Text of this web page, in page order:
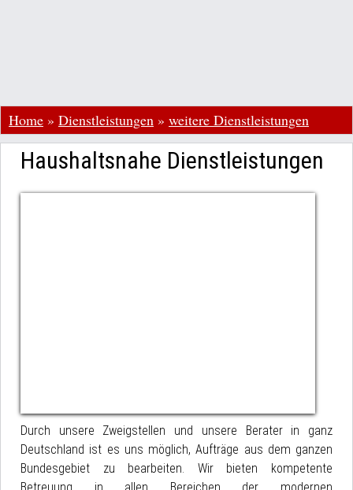
Home » Dienstleistungen » weitere Dienstleistungen
Haushaltsnahe Dienstleistungen
Durch unsere Zweigstellen und unsere Berater in ganz Deutschland ist es uns möglich, Aufträge aus dem ganzen Bundesgebiet zu bearbeiten. Wir bieten kompetente Betreuung in allen Bereichen der modernen Gebäudereinigung und Winterdienst Türkay Gebäudedienste In Industrie & Gewerbe und Privat Rufen Sie uns einfach an! Tel. 06031-1688625 Mobil 0151-40735570 TUERKAY Gebäudedienste kompetent - zuverlässig -preisgünstig - schnell - 24 Std.-Service Wir kommen zu Ihnen: 7 Tage in der Woche und 24 Stunden am Tag SERVICELEISTUNGEN und Regalservice für den Handel • Aktenvernichtung • Baugrob- und Feinreinigung • Bodenbe- und Entschichtung • Desinfektion, Sanitation • Fahrzeug- und Fuhrparkpflege • Geruchsbekämpfung • Glasreinigung • Grund- und Sonderreinigung • Haushaltsnahe Dienstleistungen • Industriereinigung • Kantinen- und Spüldienst • Kehrwochen- und Winterdienst • Lamellenreinigung • Leuchtenreinigung (Spiegelraster) • Luftreinigung (elektrostatisch) • Müllentsorgung, Bauschuttentfernung • Ozonisierung • Parkettaufbereitung • Parkhausflächenreinigung • PC-Reinigung • Schädlingsbekämpfung • Schmutzfangmattenservice • Teppich- und Polsterreinigung • Teppichimprägnierung • Ultraschallreinigung • Umzugsreinigung • Unterhaltsreinigung • Versiegelung • Wintergartenreinigung • Wohnungsreinigung • Außenanlagenreinigung • Baureinigung • Beratung • Büroreinigung • Dachrinnenreinigung • Deckenreinigung • Desinfektionsmaßnahmen • Entrümpelungen und Reinigung von Wohnungen • Fassadenreinigung • Fensterreinigung • Gebäudereinigung • Gehwegreinigung • Glasreinigung • Grundreinigungen aller Art • Haushaltsauflösungen • Hausmeisterdienste • Hygienereinigung und Desinfektion von Toilettenanlagen, Dusch- und Waschräumen • Industriereinigung • Jalousienreinigung • Klein-Umzüge mit Renovierung und Reinigung der Wohnung • Lampenreinigung • Parkplatzreinigung • Parkhausreinigung • Pfortendienste • Photovoltaikanlagenreinigung • Produktionshallenreinigung • Reinigungskolonnen • Reinigungsmittel und Hygieneartikel • Schwimmbadreinigung • Teppichreinigung • Unterhaltsreinigung • Urlaubs- und Krankheitsvertretung • Verkauf von Reinigungs- und Hygieneartikel • Wintergartenreinigung • Winterdienst Frankfurt Bergen-Enkheim • Winterdienst Frankfurt Bockenheim • Winterdienst Frankfurt Bornheim • Winterdienst Frankfurt Eschersheim • Winterdienst Frankfurt Fechenheim • Winterdienst Frankfurt Hausen • Winterdienst Frankfurt Preungesheim • Winterdienst Frankfurt Sossenheim büroreinigung büroreinigung büroreinigung bueroreinigung grundreinigung bauschlussreinigung bauschlußreinigung praxisreinigung bau reinigungen baureinigung baufeinreinigung büro reinigung baureinigungen reinigungsservice reinraumreinigung bauendreinigung reinigungsfirma büroreinigung spezialreinigungen reinigungsfirmen jalousienreinigung hausreinigung reinigungs service haushaltsreinigung reinigung firmen fensterreinigung fensterreinigung glasreinigung glasreiniger praxisreinigung fensterputzer baureinigung fensterreinigung fensterreinigung grundreinigung baufeinreinigung jalousienreinigung büroreinigung bueroreinigung fensterreinigung mr clean fenster reinigung büroreinigung büroreinigung bauschlußreinigung bauschlussreinigung haushaltsreinigung baureinigungen unterhaltsreinigung bauendreinigung treppenhausreinigung bau reinigungen reinigungs service gebäudereinigung fensterputzen büroreinigung bau reinigungen graffitibeseitigung praxisreinigung baureinigung büroreinigung büroreinigung farbentfernung bauschlußreinigung bauschlussreinigung graffiti entfernung büroreinigung bueroreinigung graffitientfernung fassadenkletterer reinraumreinigung dachreiniung graffiti schutz grundreinigung dachreinigung baureinigungen baufeinreinigung höhenarbeiten spezialreinigung gebäudereinigung Reinigung von Industrieanlagen Hallenbodenreinigung Reinraumreinigung Computertastaturreinigung Jalousienreinigung Haltestellenreinigung Schwimmbadreinigung Maschinenreinigung Wohnungsentrümpelungen Rolltreppenreinigung Garten- und Grünanlagenpflege Winterdienst Frankfurt Bergen-Enkheim Winterdienst Frankfurt Bockenheim Winterdienst Frankfurt Bornheim Winterdienst Frankfurt Eschersheim Winterdienst Frankfurt Fechenheim Winterdienst Frankfurt Hausen Winterdienst Frankfurt Preungesheim Winterdienst Frankfurt Sossenheim Winterdienst Frankfurt Riedberg Winterdienst Langen Winterdienst Egelsbach Winterdienst Offenbach Winterdienst Bundesweit Reinigungsservice Bad Nauheim, Reinigungsservice Steinfurth, Reinigungsservice Friedberg, Reinigungsservice Echzell, Reinigungsservice Butzbach, Reinigungsservice Reinigungsservice Nieder-Mörlen, Reinigungsservice Rödgen, Reinigungsservice Schwalheim, Reinigungsservice Wölfersheim, Reinigungsservice Altenstadt, Reinigungsservice Florstadt, Reinigungsservice Rosbach, Winterdienst Bad Nauheim, Winterdienst Steinfurth, Winterdienst Friedberg, Winterdienst Echzell, Winterdienst Butzbach, Winterdienst Nieder-Mörlen, Winterdienst Rödgen, Winterdienst Schwalheim, Winterdienst Wölfersheim, Winterdienst Altenstadt, Winterdienst Florstadt, Winterdienst Rosbach, Winterdienst Butzbach, Winterdienst Rockenberg, Winterdienst Ober Mörlen, Winterdienst Bad Nauheim, Winterdienst Wölfersheim, Winterdienst Friedberg, Winterdienst Rosbach, Winterdienst Wöllstadt, Winterdienst Karben, Winterdienst Bad Vilbel, Winterdienst Nidderau, Winterdienst Niddatal, Winterdienst Florstadt, Winterdienst Reichelsheim, Winterdienst Echzell, Winterdienst Nidda, Winterdienst Ranstadt, Winterdienst von Frankfurt am Main, Winterdienst von Friedberg, Gebäudereinigungsfirmen Friedberg, Glasreinigung Friedberg, Grundreinigung, Altenheimreinigung Friedberg, Aussenflächenpflege Friedberg, Außenanlagenreinigung Friedberg, Baustellenreinigung Friedberg, Bodenreinigung Friedberg, Entrümpelung Friedberg, Fensterputzer Friedberg, Fensterreinigung Friedberg, Fussbodenreinigung Friedberg, Gebäudedienste Friedberg, Gebäudedienstleistungen Friedberg, Schulreinigung Friedberg, Unterhaltsreinigung Friedberg, Winterdienst Friedberg, Haushaltshilfe Friedberg, Hausmeister Friedberg, Grünanlagenpflege Friedberg, Haushaltsreinigung Friedberg, Hausmeisterdienst Friedberg, Hausmeisterdienste Friedberg, Hausmeisterservice Friedberg, Hausreinigung Friedberg, Kehrdienst Friedberg, Kehrdienste Friedberg, Putzpersonal Friedberg, Friedberg, Bad Nauheim, Dienstleistungen ums Haus Friedberg, Putzhilfe Friedberg, Wetteraukreis, Hauswart Friedberg, Unkrautentfernung Friedberg, Gartenarbeiten Friedberg, Gartengestaltung Friedberg, Haushaltsauflösung Friedberg, Baureinigung Friedberg, Büroreinigung Friedberg, fassadenreinigung Riedberg in Frankfurt, bauendreinigung Riedberg in Frankfurt, büroreinigung Riedberg in Frankfurt, treppenhausreinigung Riedberg in Frankfurt, glasreinigung Riedberg in Frankfurt, unterhaltsreinigung Riedberg in Frankfurt, gebäudereinigung Riedberg in Frankfurt, reinigungsservice Riedberg in Frankfurt, Wasserschadensanierung Riedberg in Frankfurt, Brandschadensanierung Riedberg in Frankfurt, gebäudedienste Riedberg in Frankfurt, gebäudeservice Riedberg in Frankfurt, industriereinigung Riedberg in Frankfurt, sonderreinigung Riedberg in Frankfurt, reinigungsdienste Riedberg in Frankfurt, dienstleistungsgruppe Riedberg in Frankfurt, dienstleistung Riedberg in Frankfurt, fensterreinigung Riedberg in Frankfurt, fensterputzer Riedberg in Frankfurt, putzservice Riedberg in Frankfurt, haushaltsreinigung Riedberg in Frankfurt, hausmeisterdienst Riedberg in Frankfurt, winterdienst Riedberg in Frankfurt, gebäudemanagement Riedberg in Frankfurt, malerarbeit Riedberg in Frankfurt, Putzarbeiten Riedberg in Frankfurt, Trockenbau Riedberg in Frankfurt, Riedberg Winterdienst, Winterdienst Riedberg, Winterdienst in Riedberg, Winterdienst in Riedberg und Umgebeung, Winterdienst Riedberg in Frankfurt und Umgebeung, Winterdienst Französische Viertel Riedberg in Frankfurt, Reinigungsservice Französische Viertel Riedberg in Frankfurt, Gebäudereinigung Französische Viertel Riedberg in Frankfurt, Gebäudedienste Französische Viertel Riedberg in Frankfurt, Orte in der Nähe von Friedberg: Bad Nauheim, Wöllstadt, Ober-Mörlen, Reichelsheim, Wölfersheim, Rockenberg, Münzenberg, Karben, Rosbach vor der Höhe, Florstadt, Niddatal, Butzbach, Niederdorfelden, Echzell, Bad Vilbel, Friedrichsdorf, Schöneck, Fernwald, Ranstadt, Nidderau, Lich, Pohlheim, Buseck, Langgöns, Wehrheim gebäudereinigung Bad Nauheim, gebäudereinigung Wöllstadt, gebäudereinigung Ober-Mörlen, gebäudereinigung Reichelsheim, gebäudereinigung Wölfersheim, gebäudereinigung Rockenberg, gebäudereinigung Münzenberg, gebäudereinigung Karben, gebäudereinigung Rosbach vor der Höhe, gebäudereinigung Florstadt, gebäudereinigung Niddatal, gebäudereinigung Butzbach, gebäudereinigung Niederdorfelden, gebäudereinigung Echzell, gebäudereinigung Bad Vilbel, gebäudereinigung Friedrichsdorf, gebäudereinigung Schöneck, gebäudereinigung Fernwald, gebäudereinigung Ranstadt, gebäudereinigung Nidderau, gebäudereinigung Lich, gebäudereinigung Pohlheim, gebäudereinigung Buseck, gebäudereinigung Langgöns, gebäudereinigung Wehrheim Hausmeisterservice Bad Nauheim, Hausmeisterservice Wöllstadt, Hausmeisterservice Ober-Mörlen, Hausmeisterservice Reichelsheim, Hausmeisterservice Wölfersheim, Hausmeisterservice Rockenberg, Hausmeisterservice Münzenberg, Hausmeisterservice Karben, Hausmeisterservice Rosbach vor der Höhe, Hausmeisterservice Florstadt, Hausmeisterservice Niddatal, Hausmeisterservice Butzbach, Hausmeisterservice Niederdorfelden, Hausmeisterservice Echzell, Hausmeisterservice Bad Vilbel, Hausmeisterservice Friedrichsdorf, Hausmeisterservice Schöneck, Hausmeisterservice Fernwald, Hausmeisterservice Ranstadt, Hausmeisterservice Nidderau, Hausmeisterservice Lich, Hausmeisterservice Pohlheim, Hausmeisterservice Buseck, Hausmeisterservice Langgöns, Hausmeisterservice Wehrheim Winterdienst Bad Nauheim, Winterdienst Wöllstadt, Winterdienst Ober-Mörlen, Winterdienst